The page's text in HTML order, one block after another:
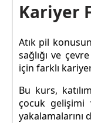
Kariyer
Atık pil
sağlığı ve
için farklı
Bu kurs,
çocuk gelişimi
yakalamalarını